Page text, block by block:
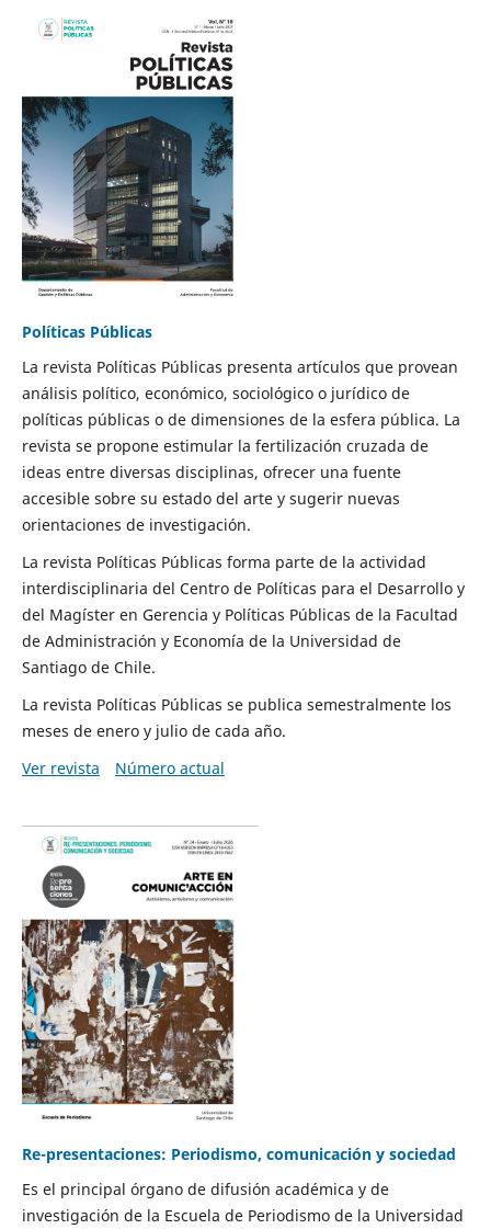
Políticas Públicas
La revista Políticas Públicas presenta artículos que provean
análisis político, económico, sociológico o jurídico de
políticas públicas o de dimensiones de la esfera pública. La
revista se propone estimular la fertilización cruzada de
ideas entre diversas disciplinas, ofrecer una fuente
accesible sobre su estado del arte y sugerir nuevas
orientaciones de investigación.
La revista Políticas Públicas forma parte de la actividad
interdisciplinaria del Centro de Políticas para el Desarrollo y
del Magíster en Gerencia y Políticas Públicas de la Facultad
de Administración y Economía de la Universidad de
Santiago de Chile.
La revista Políticas Públicas se publica semestralmente los
meses de enero y julio de cada año.
Ver revista
Número actual
Re-presentaciones: Periodismo, comunicación y sociedad
Es el principal órgano de difusión académica y de
investigación de la Escuela de Periodismo de la Universidad